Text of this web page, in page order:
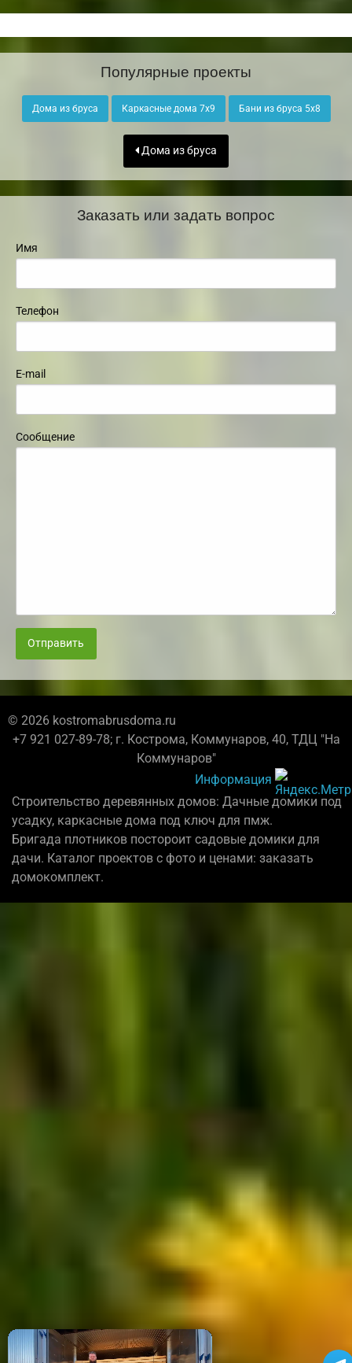
Популярные проекты
Дома из бруса Каркасные дома 7х9 Бани из бруса 5х8
Дома из бруса
Заказать или задать вопрос
Имя
Телефон
E-mail
Сообщение
Отправить
© 2026 kostromabrusdoma.ru
+7 921 027-89-78; г. Кострома, Коммунаров, 40, ТДЦ "На
Коммунаров"
Информация
Строительство деревянных домов: Дачные домики под
усадку, каркасные дома под ключ для пмж.
Бригада плотников постороит садовые домики для
дачи. Каталог проектов с фото и ценами: заказать
домокомплект.